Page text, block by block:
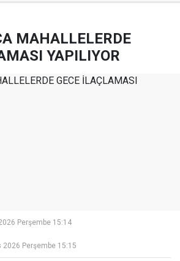
MAHALLELERDE
YAPILIYOR
Perşembe 15:14
2026 Perşembe 15:15